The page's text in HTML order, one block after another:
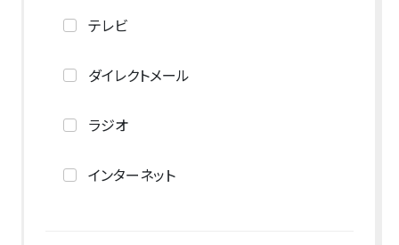
テレビ
ダイレクトメール
ラジオ
インターネット